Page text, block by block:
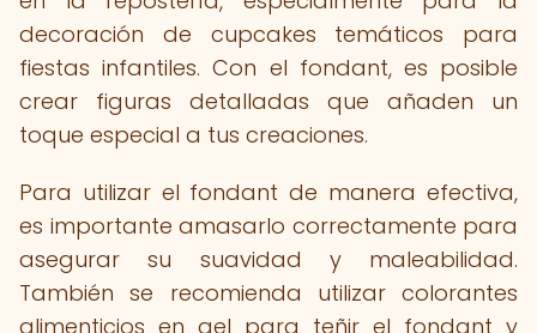
decoración de cupcakes temáticos para
fiestas infantiles. Con el fondant, es posible
crear figuras detalladas que añaden un
toque especial a tus creaciones.
Para utilizar el fondant de manera efectiva,
es importante amasarlo correctamente para
asegurar su suavidad y maleabilidad.
También se recomienda utilizar colorantes
alimenticios en gel para teñir el fondant y